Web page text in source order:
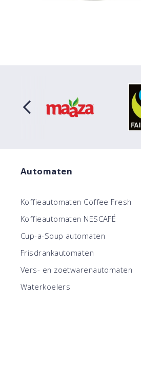
Automaten
Koffieautomaten Coffee Fresh
Koffieautomaten NESCAFÉ
Cup-a-Soup automaten
Frisdrankautomaten
Vers- en zoetwarenautomaten
Waterkoelers